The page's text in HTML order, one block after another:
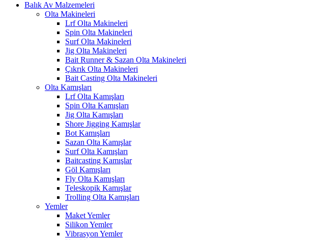
Balık Av Malzemeleri
Olta Makineleri
Lrf Olta Makineleri
Spin Olta Makineleri
Surf Olta Makineleri
Jig Olta Makineleri
Bait Runner & Sazan Olta Makineleri
Çıkrık Olta Makineleri
Bait Casting Olta Makineleri
Olta Kamışları
Lrf Olta Kamışları
Spin Olta Kamışları
Jig Olta Kamışları
Shore Jigging Kamışlar
Bot Kamışları
Sazan Olta Kamışlar
Surf Olta Kamışları
Baitcasting Kamışlar
Göl Kamışları
Fly Olta Kamışları
Teleskopik Kamışlar
Trolling Olta Kamışları
Yemler
Maket Yemler
Silikon Yemler
Vibrasyon Yemler